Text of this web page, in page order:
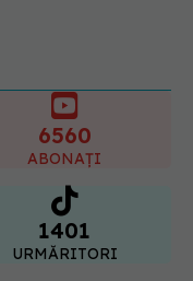
6560
ABONAȚI
1401
URMĂRITORI